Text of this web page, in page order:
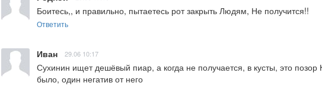
Боитесь,, и правильно, пытаетесь рот закрыть Людям, Не получится!!
Ответить
Иван 29.06 10:17
Сухинин ищет дешёвый пиар, а когда не получается, в кусты, это
было, один негатив от него